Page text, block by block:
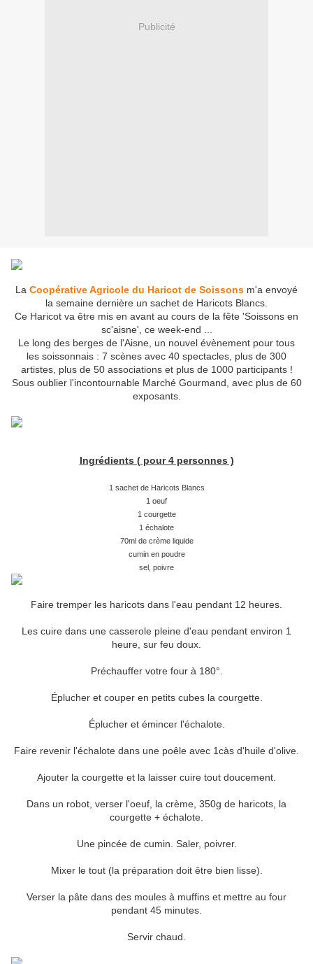
Publicité
La Coopérative Agricole du Haricot de Soissons m'a envoyé
la semaine dernière un sachet de Haricots Blancs.
Ce Haricot va être mis en avant au cours de la fête 'Soissons en
sc'aisne', ce week-end ...
Le long des berges de l'Aisne, un nouvel évènement pour tous
les soissonnais : 7 scènes avec 40 spectacles, plus de 300
artistes, plus de 50 associations et plus de 1000 participants !
Sous oublier l'incontournable Marché Gourmand, avec plus de 60
exposants.
Ingrédients ( pour 4 personnes )
1 sachet de Haricots Blancs
1 oeuf
1 courgette
1 échalote
70ml de crème liquide
cumin en poudre
sel, poivre
Faire tremper les haricots dans l'eau pendant 12 heures.
Les cuire dans une casserole pleine d'eau pendant environ 1
heure, sur feu doux.
Préchauffer votre four à 180°.
Éplucher et couper en petits cubes la courgette.
Éplucher et émincer l'échalote.
Faire revenir l'échalote dans une poêle avec 1càs d'huile d'olive.
Ajouter la courgette et la laisser cuire tout doucement.
Dans un robot, verser l'oeuf, la crème, 350g de haricots, la
courgette + échalote.
Une pincée de cumin. Saler, poivrer.
Mixer le tout (la préparation doit être bien lisse).
Verser la pâte dans des moules à muffins et mettre au four
pendant 45 minutes.
Servir chaud.